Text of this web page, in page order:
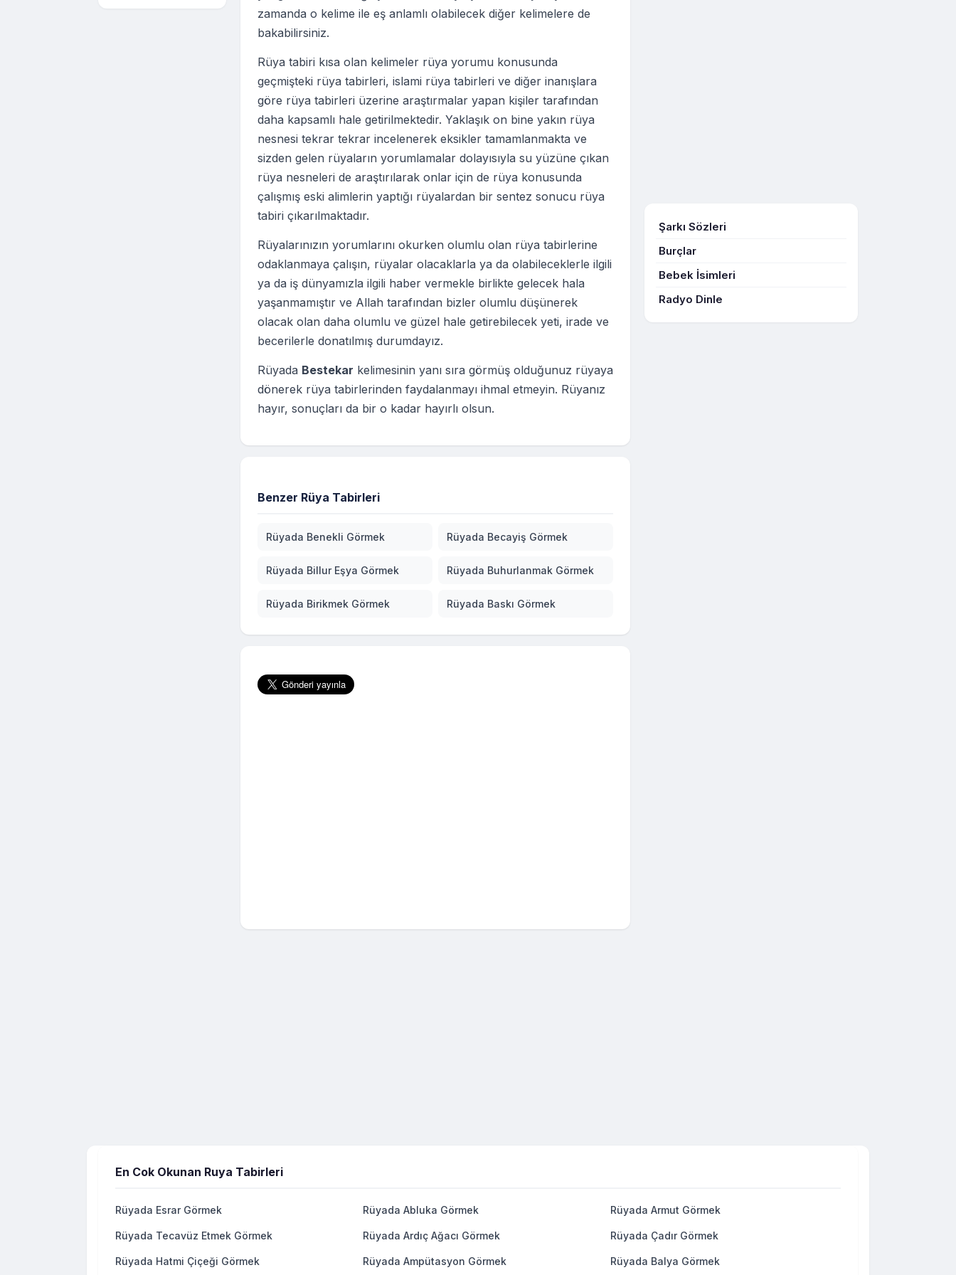
zamanda o kelime ile eş anlamlı olabilecek diğer kelimelere de
bakabilirsiniz.
Rüya tabiri kısa olan kelimeler rüya yorumu konusunda
geçmişteki rüya tabirleri, islami rüya tabirleri ve diğer inanışlara
göre rüya tabirleri üzerine araştırmalar yapan kişiler tarafından
daha kapsamlı hale getirilmektedir. Yaklaşık on bine yakın rüya
nesnesi tekrar tekrar incelenerek eksikler tamamlanmakta ve
sizden gelen rüyaların yorumlamalar dolayısıyla su yüzüne çıkan
rüya nesneleri de araştırılarak onlar için de rüya konusunda
çalışmış eski alimlerin yaptığı rüyalardan bir sentez sonucu rüya
tabiri çıkarılmaktadır.
Rüyalarınızın yorumlarını okurken olumlu olan rüya tabirlerine
odaklanmaya çalışın, rüyalar olacaklarla ya da olabileceklerle ilgili
ya da iş dünyamızla ilgili haber vermekle birlikte gelecek hala
yaşanmamıştır ve Allah tarafından bizler olumlu düşünerek
olacak olan daha olumlu ve güzel hale getirebilecek yeti, irade ve
becerilerle donatılmış durumdayız.
Rüyada Bestekar kelimesinin yanı sıra görmüş olduğunuz rüyaya
dönerek rüya tabirlerinden faydalanmayı ihmal etmeyin. Rüyanız
hayır, sonuçları da bir o kadar hayırlı olsun.
Benzer Rüya Tabirleri
Rüyada Benekli Görmek Rüyada Becayiş Görmek
Rüyada Billur Eşya Görmek Rüyada Buhurlanmak Görmek
Rüyada Birikmek Görmek Rüyada Baskı Görmek
Şarkı Sözleri
Burçlar
Bebek İsimleri
Radyo Dinle
En Cok Okunan Ruya Tabirleri
Rüyada Esrar Görmek Rüyada Abluka Görmek Rüyada Armut Görmek
Rüyada Tecavüz Etmek Görmek Rüyada Ardıç Ağacı Görmek Rüyada Çadır Görmek
Rüyada Hatmi Çiçeği Görmek Rüyada Ampütasyon Görmek Rüyada Balya Görmek